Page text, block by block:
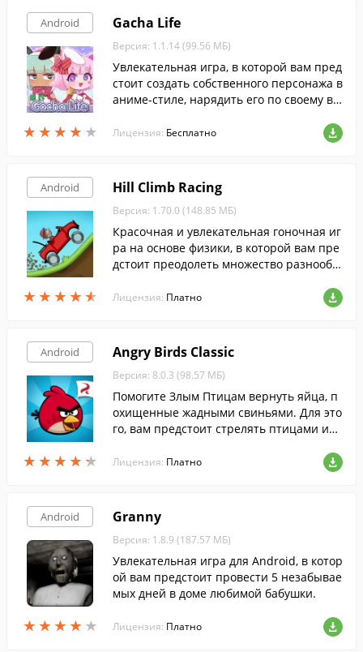
Android
★ ★ ★ ★ ★
★ ★ ★ ★ ★
Gacha Life
Версия: 1.1.14 (99.56 МБ)
Увлекательная игра, в которой вам пред
стоит создать собственного персонажа в
аниме-стиле, нарядить его по своему вк
заимодействуя с другими персонажами.
Лицензия: Бесплатно
Android
★ ★ ★ ★ ★
★ ★ ★ ★ ★
Hill Climb Racing
Версия: 1.70.0 (148.85 МБ)
Красочная и увлекательная гоночная иг
ра на основе физики, в которой вам пре
дстоит преодолеть множество разнообр
Лицензия: Платно
Android
★ ★ ★ ★ ★
★ ★ ★ ★ ★
Angry Birds Classic
Версия: 8.0.3 (98.57 МБ)
Помогите Злым Птицам вернуть яйца, п
охищенные жадными свиньями. Для это
го, вам предстоит стрелять птицами из
Лицензия: Платно
Android
★ ★ ★ ★ ★
★ ★ ★ ★ ★
Granny
Версия: 1.8.9 (187.57 МБ)
Увлекательная игра для Android, в котор
ой вам предстоит провести 5 незабывае
мых дней в доме любимой бабушки.
Лицензия: Платно